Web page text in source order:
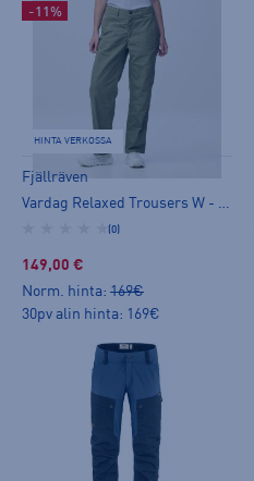
-11%
HINTA VERKOSSA
Fjällräven
(0)
149,00 €
Norm. hinta: 169€
30pv alin hinta: 169€